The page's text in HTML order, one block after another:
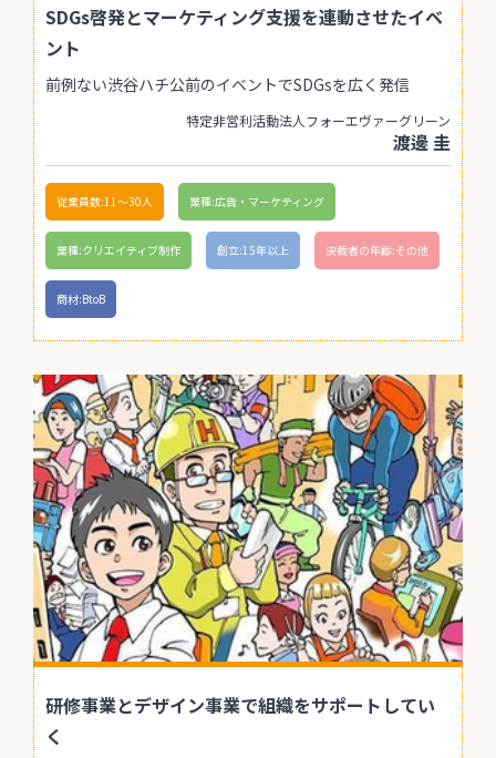
SDGs啓発とマーケティング支援を連動させたイベ
ント
前例ない渋谷ハチ公前のイベントでSDGsを広く発信
特定非営利活動法人フォーエヴァーグリーン
渡邊 圭
従業員数:11〜30人 業種:広告・マーケティング
業種:クリエイティブ制作 創立:15年以上 決裁者の年齢:その他
商材:BtoB
研修事業とデザイン事業で組織をサポートしてい
く